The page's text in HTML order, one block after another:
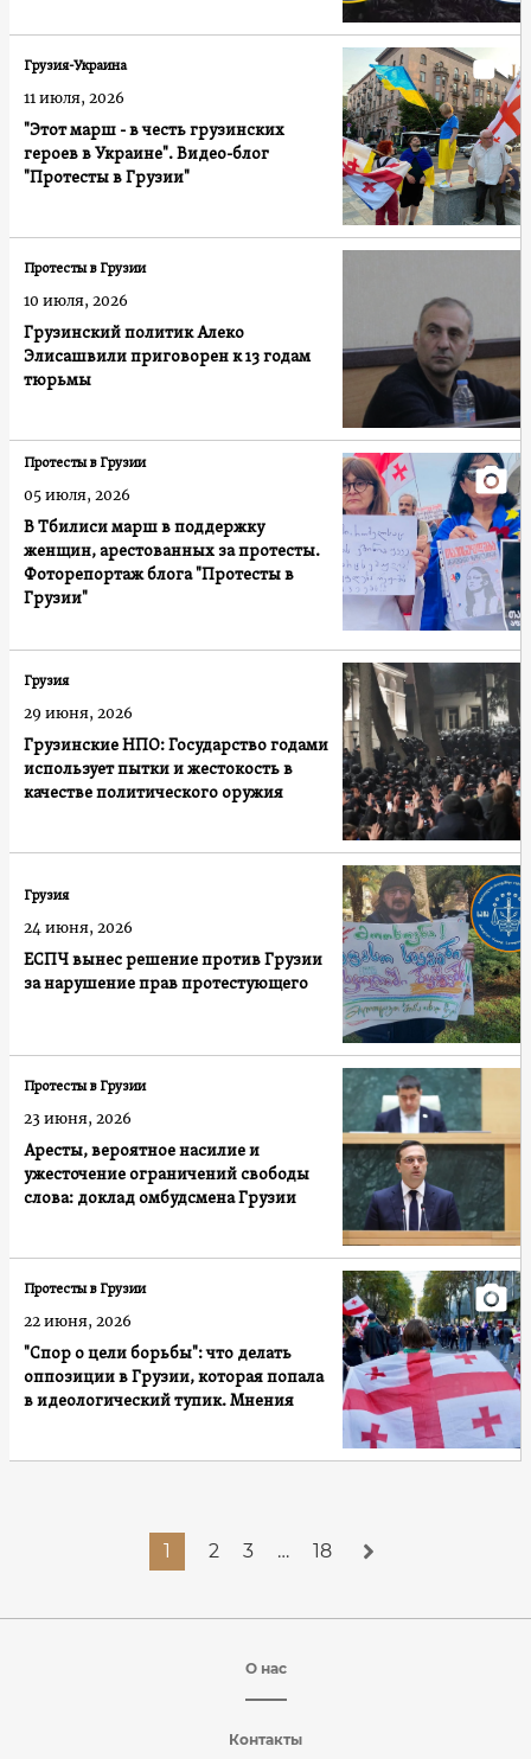
"Этот марш - в честь грузинских
героев в Украине". Видео-блог
"Протесты в Грузии"
Грузия-Украина
11 июля, 2026
Грузинский политик Алеко
Элисашвили приговорен к 13 годам
тюрьмы
Протесты в Грузии
10 июля, 2026
В Тбилиси марш в поддержку
женщин, арестованных за протесты.
Фоторепортаж блога "Протесты в
Грузии"
Протесты в Грузии
05 июля, 2026
Грузинские НПО: Государство годами
использует пытки и жестокость в
качестве политического оружия
Грузия
29 июня, 2026
ЕСПЧ вынес решение против Грузии
за нарушение прав протестующего
Грузия
24 июня, 2026
Аресты, вероятное насилие и
ужесточение ограничений свободы
слова: доклад омбудсмена Грузии
Протесты в Грузии
23 июня, 2026
"Спор о цели борьбы": что делать
оппозиции в Грузии, которая попала
в идеологический тупик. Мнения
Протесты в Грузии
22 июня, 2026
1 2 3 … 18
О нас
Контакты